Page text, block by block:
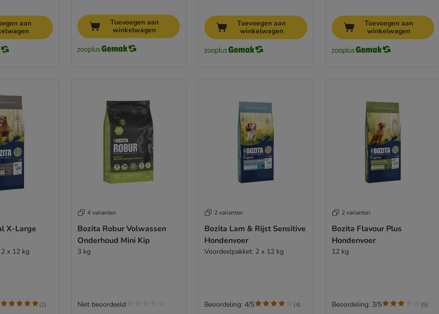
aan
Toevoegen aan
winkelwagen
Toevoegen aan
winkelwagen
Toevoegen aan
winkelwagen
X-Large
x 12 kg
(2)
4 varianten
Bozita Robur Volwassen
Onderhoud Mini Kip
3 kg
Niet beoordeeld
2 varianten
Bozita Lam & Rijst Sensitive
Hondenvoer
Voordeelpakket: 2 x 12 kg
Beoordeling: 4/5 (4)
2 varianten
Bozita Flavour Plus
Hondenvoer
12 kg
Beoordeling: 3/5 (5)